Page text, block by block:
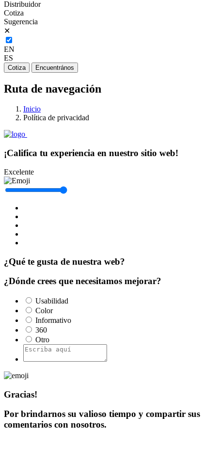
Distribuidor
Cotiza
Sugerencia
✕
EN
ES
Cotiza Encuentrános
Ruta de navegación
Inicio
Política de privacidad
¡Califica tu experiencia en nuestro sitio web!
Excelente
¿Qué te gusta de nuestra web?
¿Dónde crees que necesitamos mejorar?
Usabilidad
Color
Informativo
360
Otro
Gracias!
Por brindarnos su valioso tiempo y compartir sus
comentarios con nosotros.